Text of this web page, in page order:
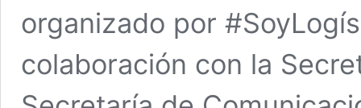
organizado por
colaboración con la